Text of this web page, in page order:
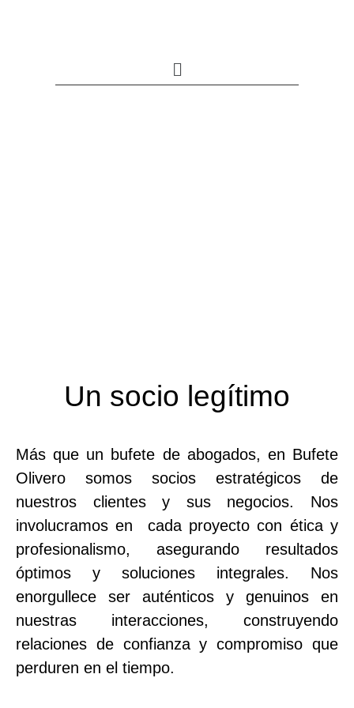
Un socio legítimo
Más que un bufete de abogados, en Bufete
Olivero somos socios estratégicos de
nuestros clientes y sus negocios. Nos
involucramos en cada proyecto con ética y
profesionalismo, asegurando resultados
óptimos y soluciones integrales. Nos
enorgullece ser auténticos y genuinos en
nuestras interacciones, construyendo
relaciones de confianza y compromiso que
perduren en el tiempo.